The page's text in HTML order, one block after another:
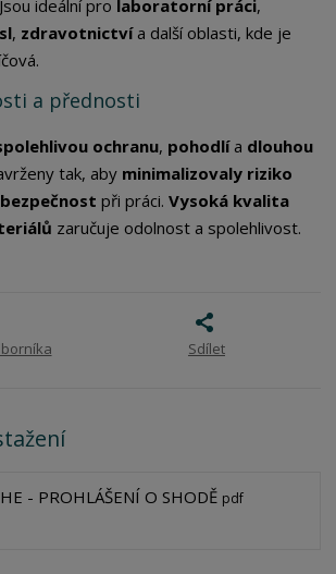
ideální pro laboratorní práci,
, zdravotnictvía další oblasti, kde je
a přednosti
ochranu, pohodlía dlouhou
tak, aby minimalizovaly riziko
při práci.Vysoká kvalita
zaručuje odolnost a spolehlivost.
Sdílet
- PROHLÁŠENÍ O SHODĚ pdf